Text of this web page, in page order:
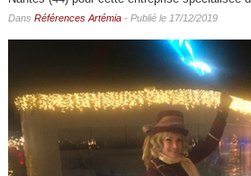
Dans Références Artémia- Publié le 17/12/2019